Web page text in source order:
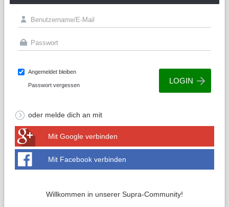
Angemeldet bleiben
Passwort vergessen
oder melde dich an mit
Mit Google verbinden
Mit Facebook verbinden
Willkommen in unserer Supra-Community!